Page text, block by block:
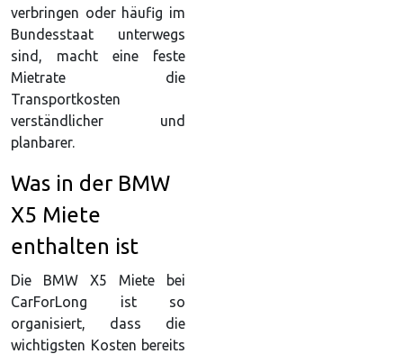
verbringen oder häufig im
Bundesstaat unterwegs
sind, macht eine feste
Mietrate die
Transportkosten
verständlicher und
planbarer.
Was in der BMW
X5 Miete
enthalten ist
Die BMW X5 Miete bei
CarForLong ist so
organisiert, dass die
wichtigsten Kosten bereits